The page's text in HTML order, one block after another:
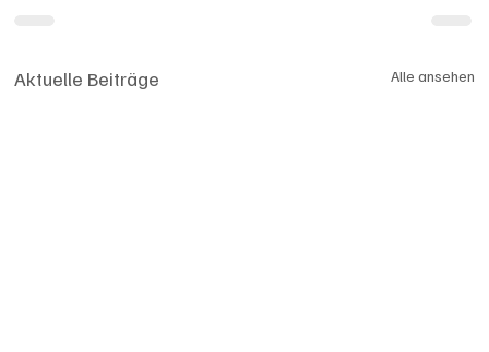
Aktuelle Beiträge Alle ansehen